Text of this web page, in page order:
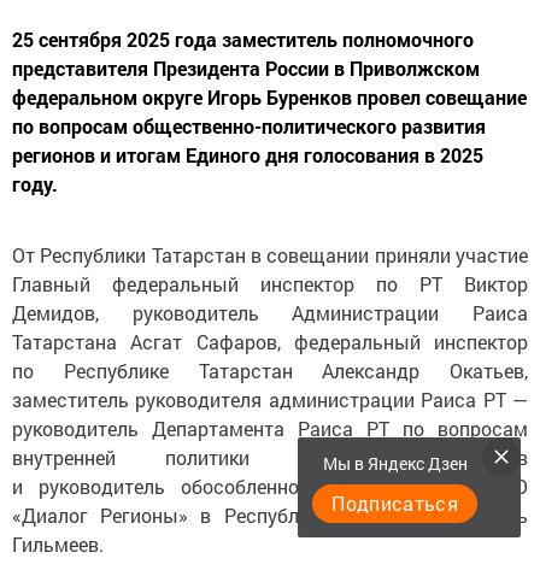
25 сентября 2025 года заместитель полномочного
представителя Президента России в Приволжском
федеральном округе Игорь Буренков провел совещание
по вопросам общественно-политического развития
регионов и итогам Единого дня голосования в 2025
году.
От Республики Татарстан в совещании приняли участие
Главный федеральный инспектор по РТ Виктор
Демидов, руководитель Администрации Раиса
Татарстана Асгат Сафаров, федеральный инспектор
по Республике Татарстан Александр Окатьев,
заместитель руководителя администрации Раиса РТ —
руководитель Департамента Раиса РТ по вопросам
внутренней политики Руслан Мухарлямов
и руководитель обособленного подразделения АНО
«Диалог Регионы» в Республике Татарстан Марсель
Гильмеев.
Мы в Яндекс Дзен
Подписаться